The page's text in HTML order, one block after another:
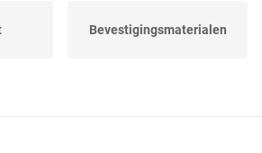
Bevestigingsmaterialen